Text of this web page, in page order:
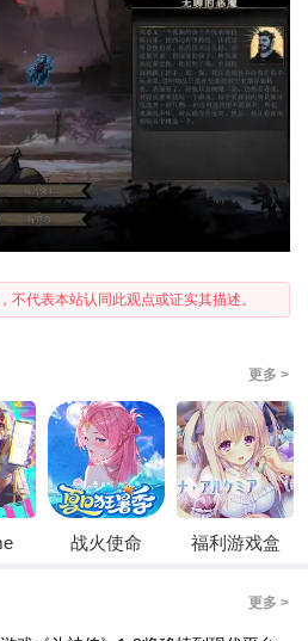
不代表本站认同此观点或证实其描述。
更多 >
战火使命 福利游戏盒
更多 >